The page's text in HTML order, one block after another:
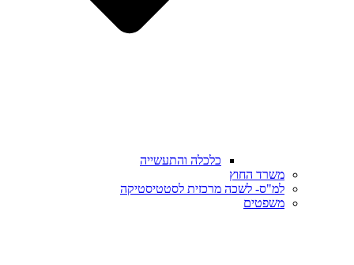
כלכלה והתעשייה
משרד החוץ
למ"ס- לשכה מרכזית לסטטיסטיקה
משפטים